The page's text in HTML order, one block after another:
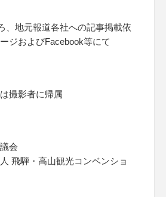
、地元報道各社への記事掲載依
ジおよびFacebook等にて
撮影者に帰属
会
飛騨・高山観光コンベンショ